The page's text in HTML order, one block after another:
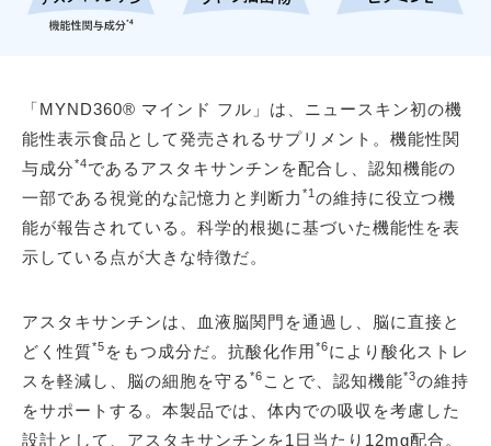
「MYND360® マインド フル」は、ニュースキン初の機
能性表示食品として発売されるサプリメント。機能性関
与成分*4であるアスタキサンチンを配合し、認知機能の
一部である視覚的な記憶力と判断力 *1 の維持に役立つ機
能が報告されている。科学的根拠に基づいた機能性を表
示している点が大きな特徴だ。
アスタキサンチンは、血液脳関門を通過し、脳に直接と
どく性質*5 をもつ成分だ。抗酸化作用*6により酸化ストレ
スを軽減し、脳の細胞を守る *6 ことで、認知機能*3の維持
をサポートする。本製品では、体内での吸収を考慮した
設計として、アスタキサンチンを1日当たり12mg配合。